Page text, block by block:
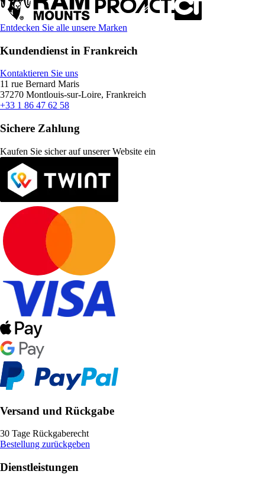
Entdecken Sie alle unsere Marken
Kundendienst in Frankreich
Kontaktieren Sie uns
11 rue Bernard Maris
37270 Montlouis-sur-Loire, Frankreich
+33 1 86 47 62 58
Sichere Zahlung
Kaufen Sie sicher auf unserer Website ein
Versand und Rückgabe
30 Tage Rückgaberecht
Bestellung zurückgeben
Dienstleistungen